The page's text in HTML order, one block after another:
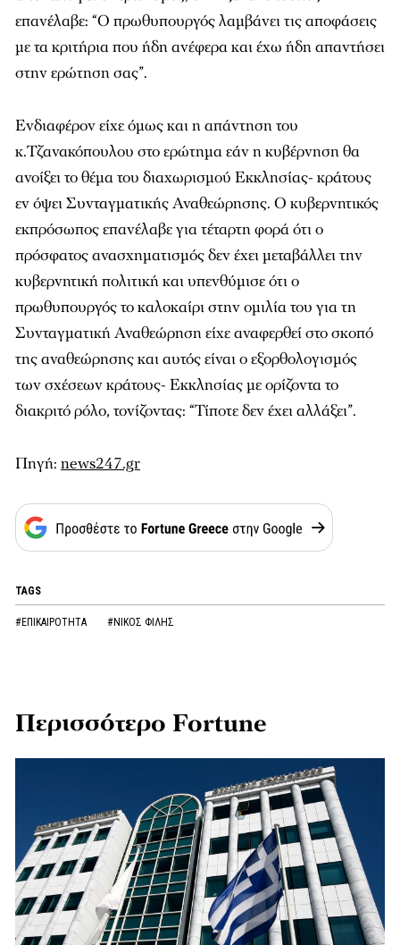
επανέλαβε: “Ο πρωθυπουργός λαμβάνει τις αποφάσεις
με τα κριτήρια που ήδη ανέφερα και έχω ήδη απαντήσει
στην ερώτηση σας”.
Ενδιαφέρον είχε όμως και η απάντηση του
κ.Τζανακόπουλου στο ερώτημα εάν η κυβέρνηση θα
ανοίξει το θέμα του διαχωρισμού Εκκλησίας- κράτους
εν όψει Συνταγματικής Αναθεώρησης. Ο κυβερνητικός
εκπρόσωπος επανέλαβε για τέταρτη φορά ότι ο
πρόσφατος ανασχηματισμός δεν έχει μεταβάλλει την
κυβερνητική πολιτική και υπενθύμισε ότι ο
πρωθυπουργός το καλοκαίρι στην ομιλία του για τη
Συνταγματική Αναθεώρηση είχε αναφερθεί στο σκοπό
της αναθεώρησης και αυτός είναι ο εξορθολογισμός
των σχέσεων κράτους- Εκκλησίας με ορίζοντα το
διακριτό ρόλο, τονίζοντας: “Τίποτε δεν έχει αλλάξει”.
Πηγή: news247.gr
TAGS
#ΕΠΙΚΑΙΡΟΤΗΤΑ #ΝΙΚΟΣ ΦΙΛΗΣ
Περισσότερο Fortune